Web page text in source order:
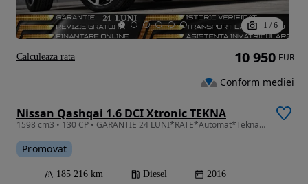
1 / 6
Nissan Qashqai 1.6 DCI Xtronic TEKNA
1598 cm3 • 130 CP • GARANTIE 24 LUNI*RATE*Automat*Tekna Plus*Piele*Panorama*Camere 360*Ful
Promovat
185 216 km Diesel 2016
10 950 EUR
Conform mediei
Calculeaza rata